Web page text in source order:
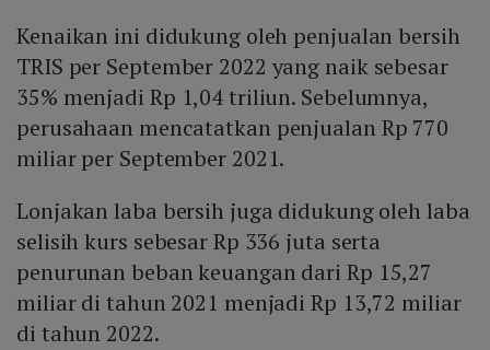
Kenaikan ini didukung oleh penjualan bersih
TRIS per September 2022 yang naik sebesar
35% menjadi Rp 1,04 triliun. Sebelumnya,
perusahaan mencatatkan penjualan Rp 770
miliar per September 2021.
Lonjakan laba bersih juga didukung oleh laba
selisih kurs sebesar Rp 336 juta serta
penurunan beban keuangan dari Rp 15,27
miliar di tahun 2021 menjadi Rp 13,72 miliar
di tahun 2022.